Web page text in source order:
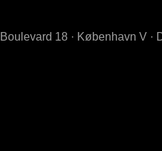
18 · København V ·